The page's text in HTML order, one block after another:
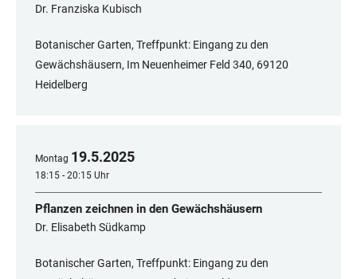
Dr. Franziska Kubisch
Botanischer Garten, Treffpunkt: Eingang zu den
Gewächshäusern, Im Neuenheimer Feld 340, 69120
Heidelberg
Montag 19.5.2025
18:15 - 20:15 Uhr
Pflanzen zeichnen in den Gewächshäusern
Dr. Elisabeth Südkamp
Botanischer Garten, Treffpunkt: Eingang zu den